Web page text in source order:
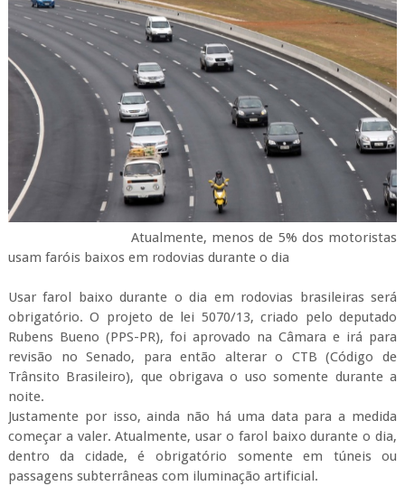
Atualmente, menos de 5% dos motoristas
usam faróis baixos em rodovias durante o dia
Usar farol baixo durante o dia em rodovias brasileiras será
obrigatório. O projeto de lei 5070/13, criado pelo deputado
Rubens Bueno (PPS-PR), foi aprovado na Câmara e irá para
revisão no Senado, para então alterar o CTB (Código de
Trânsito Brasileiro), que obrigava o uso somente durante a
noite.
Justamente por isso, ainda não há uma data para a medida
começar a valer. Atualmente, usar o farol baixo durante o dia,
dentro da cidade, é obrigatório somente em túneis ou
passagens subterrâneas com iluminação artificial.